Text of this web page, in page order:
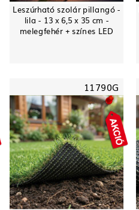
Leszúrható szolár pillangó -
lila - 13 x 6,5 x 35 cm -
melegfehér + színes LED
11790G